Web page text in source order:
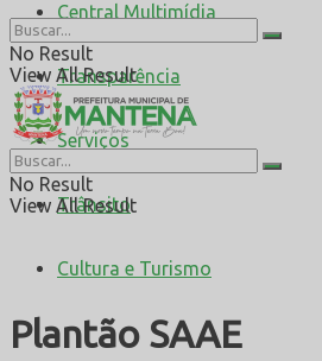
Central Multimídia
Transparência
Serviços
Trânsito
Cultura e Turismo
No Result
View All Result
No Result
View All Result
Plantão SAAE